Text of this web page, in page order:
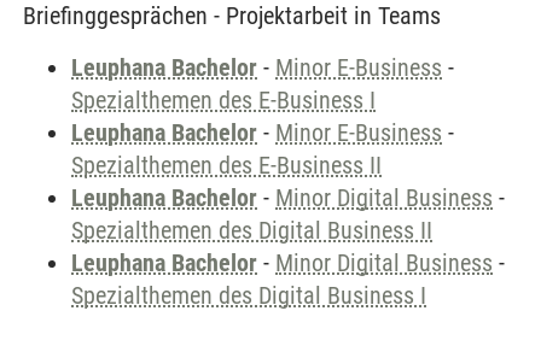
Briefinggesprächen - Projektarbeit in Teams
Leuphana Bachelor - Minor E-Business -
Spezialthemen des E-Business I
Leuphana Bachelor - Minor E-Business -
Spezialthemen des E-Business II
Leuphana Bachelor - Minor Digital Business -
Spezialthemen des Digital Business II
Leuphana Bachelor - Minor Digital Business -
Spezialthemen des Digital Business I